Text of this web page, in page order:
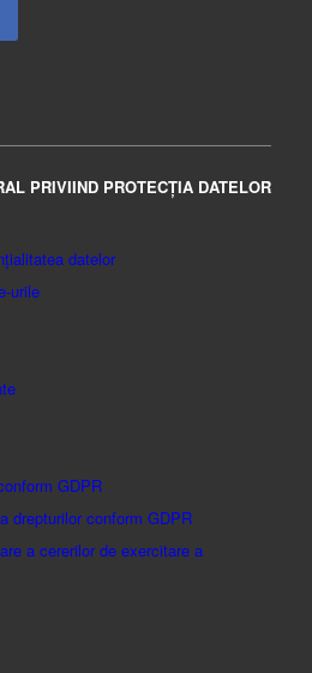
PRIVIIND PROTECȚIA DATELOR
datelor
urile
GDPR
drepturilor conform GDPR
a cererilor de exercitare a